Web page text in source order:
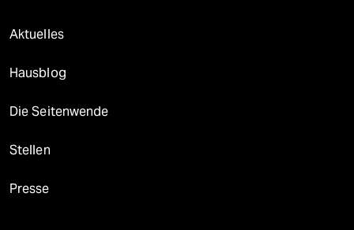
Aktuelles
Hausblog
Die Seitenwende
Stellen
Presse